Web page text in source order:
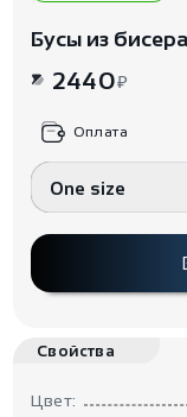
Бусы из
2440₽
Оплата
One size
Свойства
Цвет: